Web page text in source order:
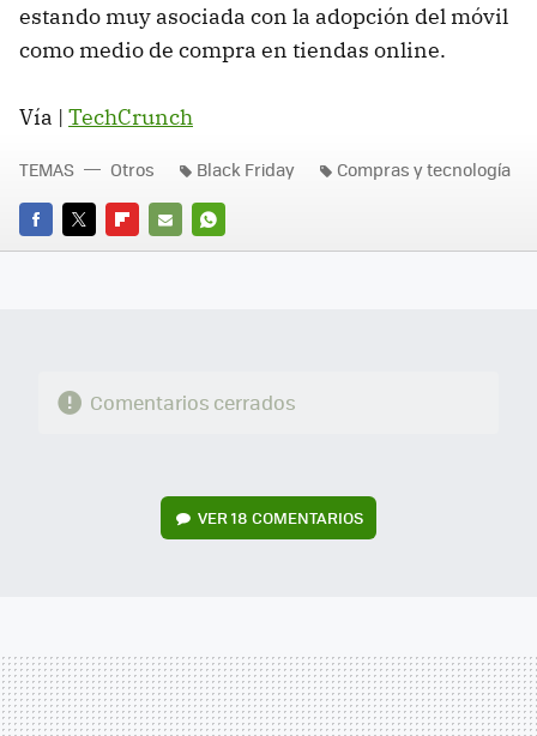
estando muy asociada con la adopción del móvil
como medio de compra en tiendas online.
Vía | TechCrunch
FACEBOOK
TWITTERFLIPBOARD
E-
WHATSAPP
TEMAS Otros Black Friday Compras y tecnología
Comentarios cerrados
VER18 COMENTARIOS